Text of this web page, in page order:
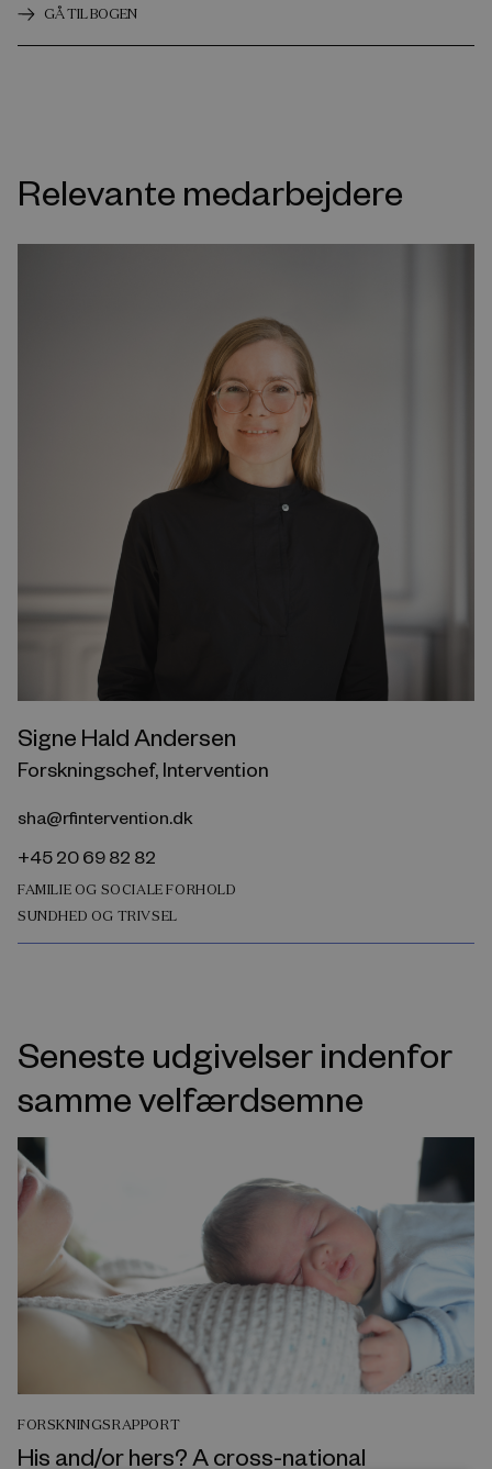
GÅ TIL BOGEN
Relevante medarbejdere
Signe Hald Andersen
Forskningschef, Intervention
sha@rfintervention.dk
+45 20 69 82 82
FAMILIE OG SOCIALE FORHOLD
SUNDHED OG TRIVSEL
Seneste udgivelser indenfor
samme velfærdsemne
FORSKNINGSRAPPORT
His and/or hers? A cross-national